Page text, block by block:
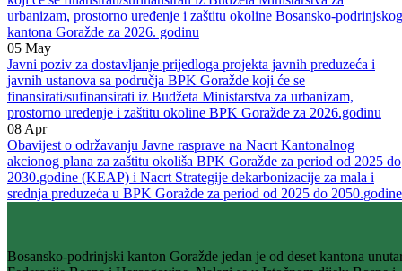
07 May
JAVNI POZIV za dostavljanje prijedloga projekata nižih nivoa vlasti
koji će se finansirati/sufinansirati iz Budžeta Ministarstva za
urbanizam, prostorno uređenje i zaštitu okoline Bosansko-podrinjskog
kantona Goražde za 2026. godinu
05 May
Javni poziv za dostavljanje prijedloga projekta javnih preduzeća i
javnih ustanova sa područja BPK Goražde koji će se
finansirati/sufinansirati iz Budžeta Ministarstva za urbanizam,
prostorno uređenje i zaštitu okoline BPK Goražde za 2026.godinu
08Apr
Obavijest o održavanju Javne rasprave na Nacrt Kantonalnog